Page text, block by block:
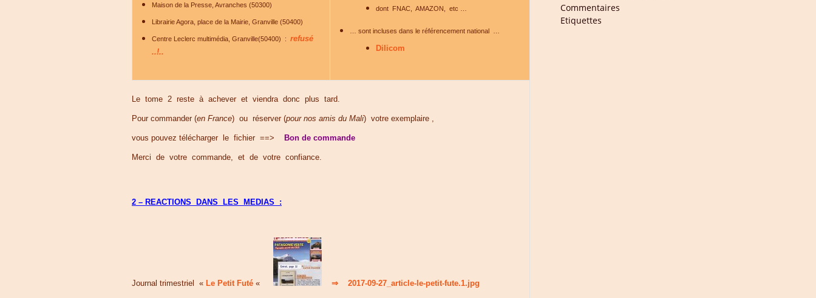
Maison de la Presse, Avranches (50300)
Librairie Agora, place de la Mairie, Granville (50400)
Centre Leclerc multimédia, Granville(50400) : refusé
..!..
dont FNAC, AMAZON, etc …
… sont incluses dans le référencement national …
Dilicom
Le tome 2 reste à achever et viendra donc plus tard.
Pour commander (en France) ou réserver (pour nos amis du Mali) votre exemplaire ,
vous pouvez télécharger le fichier ==> Bon de commande
Merci de votre commande, et de votre confiance.
2 – REACTIONS DANS LES MEDIAS :
Journal trimestriel « Le Petit Futé « ⇒ 2017-09-27_article-le-petit-fute.1.jpg
Commentaires
Etiquettes